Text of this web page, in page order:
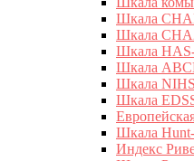
Шкала
Шкала
Шкала
Шкала
Шкала
Шкала
Шкала
Индекс